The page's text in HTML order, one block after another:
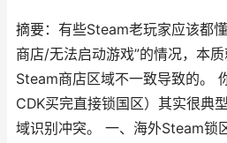
摘要：有些Steam老玩家应该都
商店/无法启动游戏”的情况，本
Steam商店区域不一致导致的。
CDK买完直接锁国区）其实很典
域识别冲突。 一、海外Steam锁